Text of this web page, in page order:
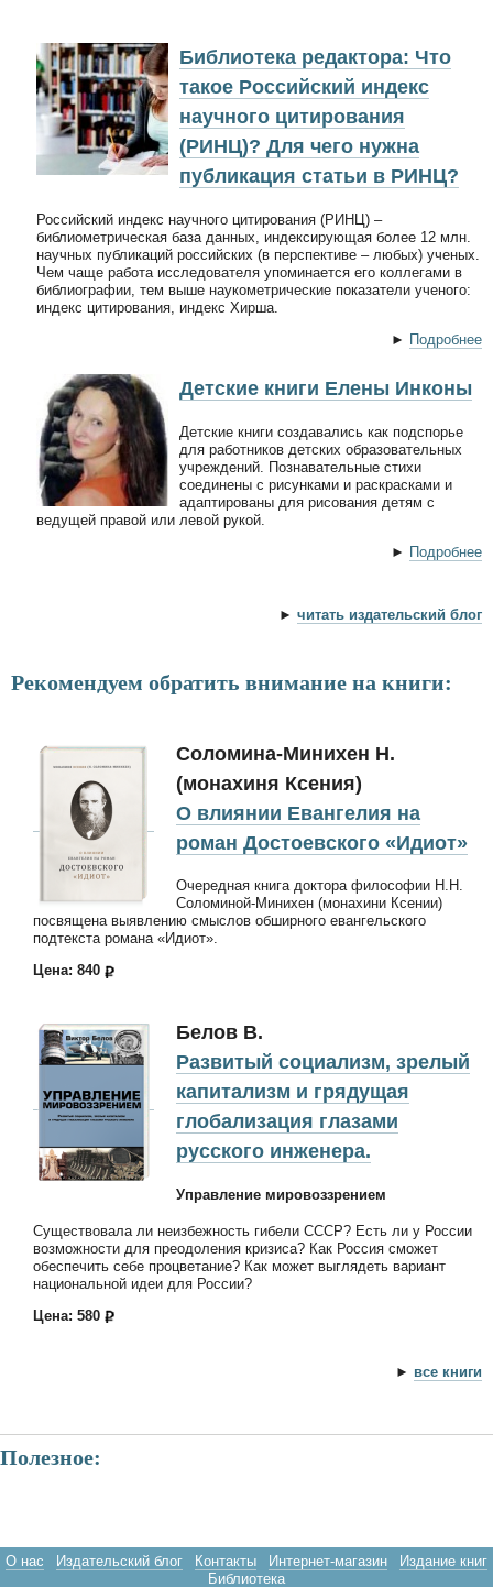
Библиотека редактора: Что
такое Российский индекс
научного цитирования
(РИНЦ)? Для чего нужна
публикация статьи в РИНЦ?
Российский индекс научного цитирования (РИНЦ) –
библиометрическая база данных, индексирующая более 12 млн.
научных публикаций российских (в перспективе – любых) ученых.
Чем чаще работа исследователя упоминается его коллегами в
библиографии, тем выше наукометрические показатели ученого:
индекс цитирования, индекс Хирша.
► Подробнее
Детские книги Елены Инконы
Детские книги создавались как подспорье
для работников детских образовательных
учреждений. Познавательные стихи
соединены с рисунками и раскрасками и
адаптированы для рисования детям с
ведущей правой или левой рукой.
► Подробнее
► читать издательский блог
Рекомендуем обратить внимание на книги:
Соломина-Минихен Н.
(монахиня Ксения)
О влиянии Евангелия на
роман Достоевского «Идиот»
Очередная книга доктора философии Н.Н.
Соломиной-Минихен (монахини Ксении)
посвящена выявлению смыслов обширного евангельского
подтекста романа «Идиот».
Цена: 840
Белов В.
Развитый социализм, зрелый
капитализм и грядущая
глобализация глазами
русского инженера.
Управление мировоззрением
Существовала ли неизбежность гибели СССР? Есть ли у России
возможности для преодоления кризиса? Как Россия сможет
обеспечить себе процветание? Как может выглядеть вариант
национальной идеи для России?
Цена: 580
► все книги
Полезное:
О нас Издательский блог Контакты Интернет-магазин
Издание книг
Библиотека